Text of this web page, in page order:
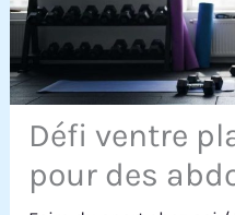
Défi ventre
pour des